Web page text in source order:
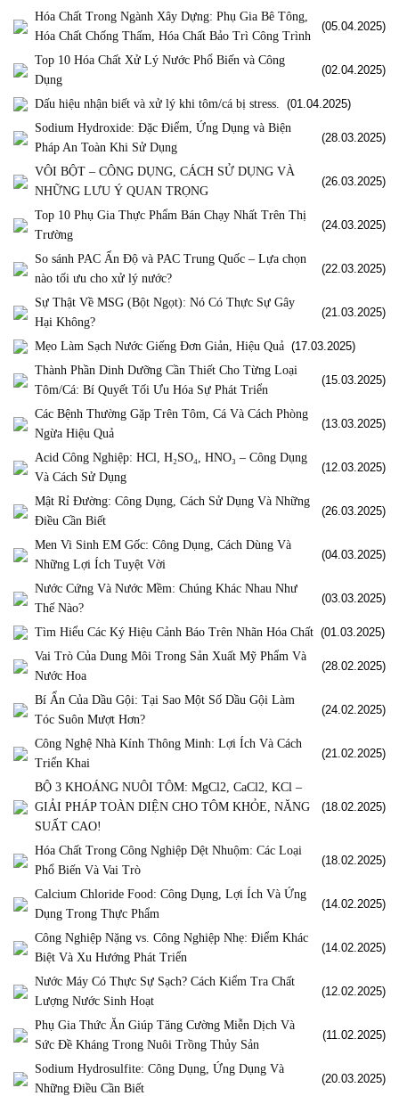
Hóa Chất Trong Ngành Xây Dựng: Phụ Gia Bê Tông,
Hóa Chất Chống Thấm, Hóa Chất Bảo Trì Công Trình
(05.04.2025)
Top 10 Hóa Chất Xử Lý Nước Phổ Biến và Công
Dụng
(02.04.2025)
Dấu hiệu nhận biết và xử lý khi tôm/cá bị stress.
(01.04.2025)
Sodium Hydroxide: Đặc Điểm, Ứng Dụng và Biện
Pháp An Toàn Khi Sử Dụng
(28.03.2025)
VÔI BỘT – CÔNG DỤNG, CÁCH SỬ DỤNG VÀ
NHỮNG LƯU Ý QUAN TRỌNG
(26.03.2025)
Top 10 Phụ Gia Thực Phẩm Bán Chạy Nhất Trên Thị
Trường
(24.03.2025)
So sánh PAC Ấn Độ và PAC Trung Quốc – Lựa chọn
nào tối ưu cho xử lý nước?
(22.03.2025)
Sự Thật Về MSG (Bột Ngọt): Nó Có Thực Sự Gây
Hại Không?
(21.03.2025)
Mẹo Làm Sạch Nước Giếng Đơn Giản, Hiệu Quả (17.03.2025)
Thành Phần Dinh Dưỡng Cần Thiết Cho Từng Loại
Tôm/Cá: Bí Quyết Tối Ưu Hóa Sự Phát Triển
(15.03.2025)
Các Bệnh Thường Gặp Trên Tôm, Cá Và Cách Phòng
Ngừa Hiệu Quả
(13.03.2025)
Acid Công Nghiệp: HCl, H₂SO₄, HNO₃ – Công Dụng
Và Cách Sử Dụng
(12.03.2025)
Mật Rỉ Đường: Công Dụng, Cách Sử Dụng Và Những
Điều Cần Biết
(26.03.2025)
Men Vi Sinh EM Gốc: Công Dụng, Cách Dùng Và
Những Lợi Ích Tuyệt Vời
(04.03.2025)
Nước Cứng Và Nước Mềm: Chúng Khác Nhau Như
Thế Nào?
(03.03.2025)
Tìm Hiểu Các Ký Hiệu Cảnh Báo Trên Nhãn Hóa Chất (01.03.2025)
Vai Trò Của Dung Môi Trong Sản Xuất Mỹ Phẩm Và
Nước Hoa
(28.02.2025)
Bí Ẩn Của Dầu Gội: Tại Sao Một Số Dầu Gội Làm
Tóc Suôn Mượt Hơn?
(24.02.2025)
Công Nghệ Nhà Kính Thông Minh: Lợi Ích Và Cách
Triển Khai
(21.02.2025)
BỘ 3 KHOÁNG NUÔI TÔM: MgCl2, CaCl2, KCl –
GIẢI PHÁP TOÀN DIỆN CHO TÔM KHỎE, NĂNG
SUẤT CAO!
(18.02.2025)
Hóa Chất Trong Công Nghiệp Dệt Nhuộm: Các Loại
Phổ Biến Và Vai Trò
(18.02.2025)
Calcium Chloride Food: Công Dụng, Lợi Ích Và Ứng
Dụng Trong Thực Phẩm
(14.02.2025)
Công Nghiệp Nặng vs. Công Nghiệp Nhẹ: Điểm Khác
Biệt Và Xu Hướng Phát Triển
(14.02.2025)
Nước Máy Có Thực Sự Sạch? Cách Kiểm Tra Chất
Lượng Nước Sinh Hoạt
(12.02.2025)
Phụ Gia Thức Ăn Giúp Tăng Cường Miễn Dịch Và
Sức Đề Kháng Trong Nuôi Trồng Thủy Sản
(11.02.2025)
Sodium Hydrosulfite: Công Dụng, Ứng Dụng Và
Những Điều Cần Biết
(20.03.2025)